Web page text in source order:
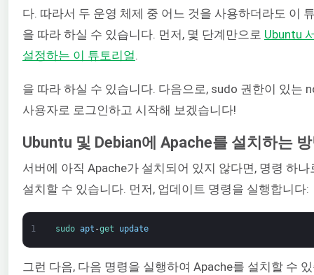
다. 따라서 두 운영 체제 중 어느 것을 사용하더라도 이
을 따라 하실 수 있습니다. 먼저, 몇 단계만으로 Ubuntu
설정하는 이 튜토리얼
을 따라 하실 수 있습니다. 다음으로, sudo 권한이 있는
사용자로 로그인하고 시작해 보겠습니다!
Ubuntu 및 Debian에 Apache를 설치하는
서버에 아직 Apache가 설치되어 있지 않다면, 명령 하나
설치할 수 있습니다. 먼저, 업데이트 명령을 실행합니다:
1 sudo apt -get update
그런 다음, 다음 명령을 실행하여 Apache를 설치할 수